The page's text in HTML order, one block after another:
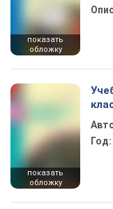
показать
обложку
показать
обложку
Год: